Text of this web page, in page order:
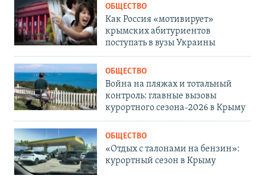
ОБЩЕСТВО
Как Россия «мотивирует»
крымских абитуриентов
поступать в вузы Украины
ОБЩЕСТВО
Война на пляжах и тотальный
контроль: главные вызовы
курортного сезона-2026 в Крыму
ОБЩЕСТВО
«Отдых с талонами на бензин»:
курортный сезон в Крыму